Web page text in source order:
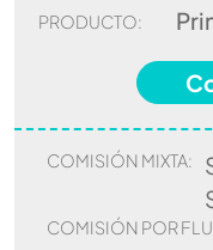
PRODUCTO:
COMISIÓN MIXTA:
COMISIÓN POR